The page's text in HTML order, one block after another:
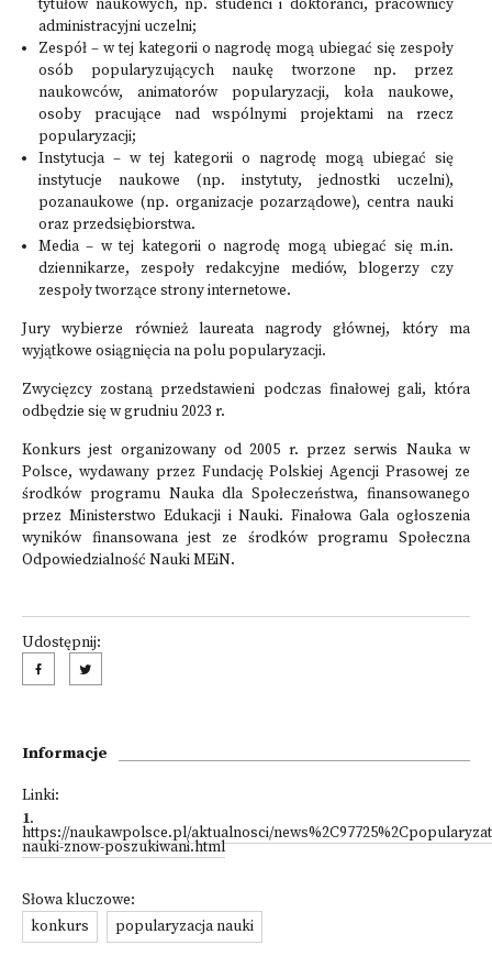
tytułów naukowych, np. studenci i doktoranci, pracownicy
administracyjni uczelni;
Zespół – w tej kategorii o nagrodę mogą ubiegać się zespoły
osób popularyzujących naukę tworzone np. przez
naukowców, animatorów popularyzacji, koła naukowe,
osoby pracujące nad wspólnymi projektami na rzecz
popularyzacji;
Instytucja – w tej kategorii o nagrodę mogą ubiegać się
instytucje naukowe (np. instytuty, jednostki uczelni),
pozanaukowe (np. organizacje pozarządowe), centra nauki
oraz przedsiębiorstwa.
Media – w tej kategorii o nagrodę mogą ubiegać się m.in.
dziennikarze, zespoły redakcyjne mediów, blogerzy czy
zespoły tworzące strony internetowe.
Jury wybierze również laureata nagrody głównej, który ma
wyjątkowe osiągnięcia na polu popularyzacji.
Zwycięzcy zostaną przedstawieni podczas finałowej gali, która
odbędzie się w grudniu 2023 r.
Konkurs jest organizowany od 2005 r. przez serwis Nauka w
Polsce, wydawany przez Fundację Polskiej Agencji Prasowej ze
środków programu Nauka dla Społeczeństwa, finansowanego
przez Ministerstwo Edukacji i Nauki. Finałowa Gala ogłoszenia
wyników finansowana jest ze środków programu Społeczna
Odpowiedzialność Nauki MEiN.
Udostępnij:
Informacje
Linki:
1.
https://naukawpolsce.pl/aktualnosci/
nauki-znow-poszukiwani.html
Słowa kluczowe:
konkurs
popularyzacja nauki